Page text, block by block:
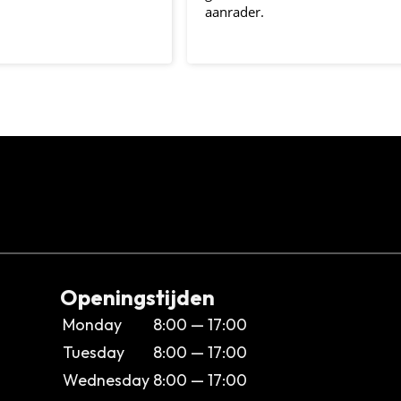
aanrader.
Openingstijden
Monday
8:00 — 17:00
Tuesday
8:00 — 17:00
Wednesday 8:00 — 17:00